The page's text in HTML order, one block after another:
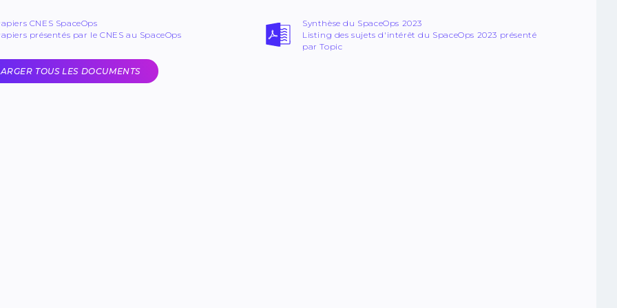
CNES SpaceOps
présentés par le CNES au SpaceOps
Synthèse du SpaceOps 2023
Listing des sujets d'intérêt du SpaceOps 2023 présenté
par Topic
TOUS LES DOCUMENTS